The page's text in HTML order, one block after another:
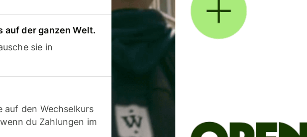
auf der ganzen Welt.
sie in
auf den Wechselkurs
du Zahlungen im